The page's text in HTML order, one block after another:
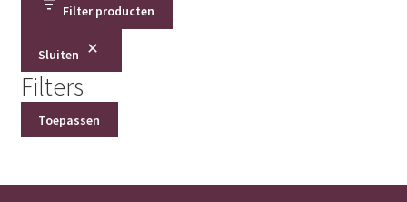
Filter producten
Sluiten
Filters
Toepassen